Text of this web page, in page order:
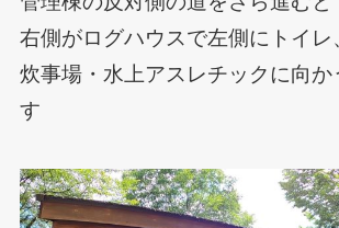
右側がログハウスで左側にトイレ
炊事場・水上アスレチックに向か
す